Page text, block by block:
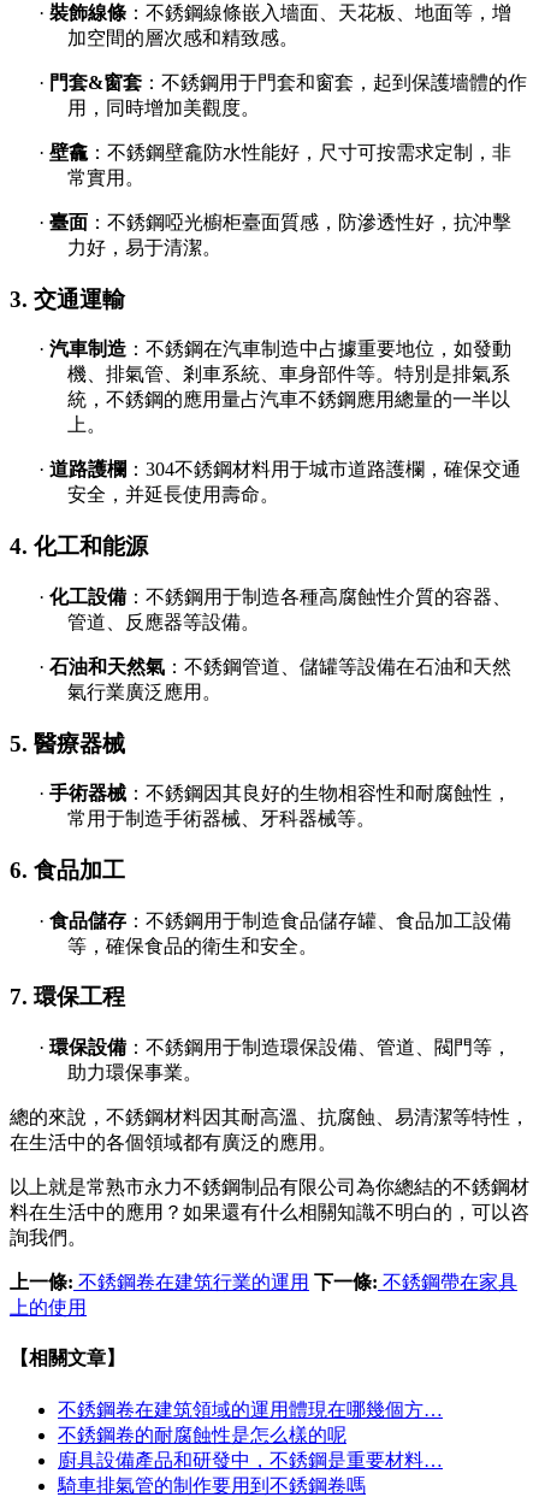
· 裝飾線條 ：不銹鋼線條嵌入墻面、天花板、地面等，增
加空間的層次感和精致感。
· 門套&窗套 ：不銹鋼用于門套和窗套，起到保護墻體的作
用，同時增加美觀度。
· 壁龕 ：不銹鋼壁龕防水性能好，尺寸可按需求定制，非
常實用。
· 臺面 ：不銹鋼啞光櫥柜臺面質感，防滲透性好，抗沖擊
力好，易于清潔。
3. 交通運輸
· 汽車制造 ：不銹鋼在汽車制造中占據重要地位，如發動
機、排氣管、剎車系統、車身部件等。特別是排氣系
統，不銹鋼的應用量占汽車不銹鋼應用總量的一半以
上。
· 道路護欄 ： 304不銹鋼材料用于城市道路護欄，確保交通
安全，并延長使用壽命。
4. 化工和能源
· 化工設備 ：不銹鋼用于制造各種高腐蝕性介質的容器、
管道、反應器等設備。
· 石油和天然氣 ：不銹鋼管道、儲罐等設備在石油和天然
氣行業廣泛應用。
5. 醫療器械
· 手術器械 ：不銹鋼因其良好的生物相容性和耐腐蝕性，
常用于制造手術器械、牙科器械等。
6. 食品加工
· 食品儲存 ：不銹鋼用于制造食品儲存罐、食品加工設備
等，確保食品的衛生和安全。
7. 環保工程
· 環保設備 ：不銹鋼用于制造環保設備、管道、閥門等，
助力環保事業。
總的來說，不銹鋼材料因其耐高溫、抗腐蝕、易清潔等特性，
在生活中的各個領域都有廣泛的應用。
以上就是常熟市永力不銹鋼制品有限公司為你總結的不銹鋼材
料在生活中的應用？如果還有什么相關知識不明白的，可以咨
詢我們。
上一條: 不銹鋼卷在建筑行業的運用 下一條: 不銹鋼帶在家具
上的使用
【相關文章】
不銹鋼卷在建筑領域的運用體現在哪幾個方…
不銹鋼卷的耐腐蝕性是怎么樣的呢
廚具設備產品和研發中，不銹鋼是重要材料…
騎車排氣管的制作要用到不銹鋼卷嗎